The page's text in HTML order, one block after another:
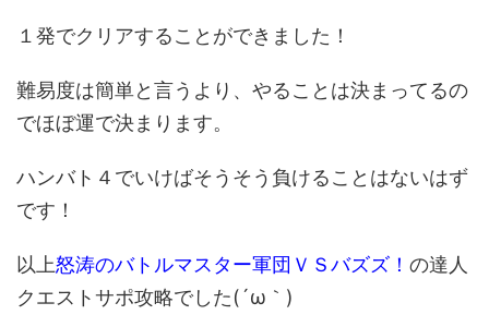
１発でクリアすることができました！
難易度は簡単と言うより、やることは決まってるの
でほぼ運で決まります。
ハンバト４でいけばそうそう負けることはないはず
です！
以上怒涛のバトルマスター軍団ＶＳバズズ！ の達人
クエストサポ攻略でした(´ω｀)